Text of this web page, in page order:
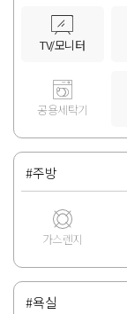
TV/모니터
공용세탁기
#주방
가스렌지
#욕실